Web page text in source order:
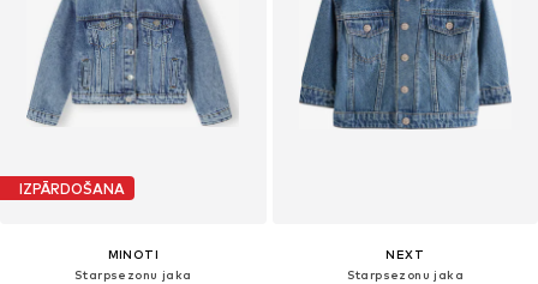
IZPĀRDOŠANA
MINOTI
Starpsezonu jaka
NEXT
Starpsezonu jaka